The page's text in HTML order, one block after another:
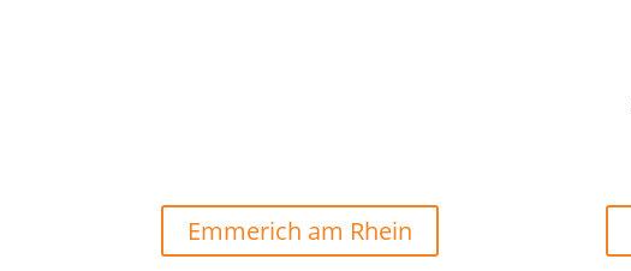
Emmerich am Rhein